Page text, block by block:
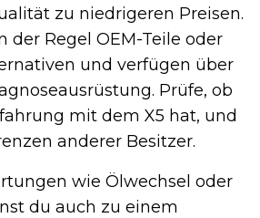
zu niedrigeren Preisen.
der Regel OEM-Teile oder
und verfügen über
Prüfe, ob
mit dem X5 hat, und
anderer Besitzer.
wie Ölwechsel oder
du auch zu einem